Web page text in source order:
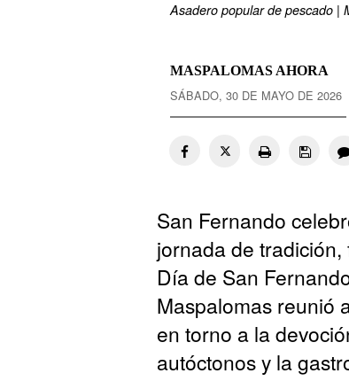
Asadero popular de pescado |
MASPALOMAS AHORA
SÁBADO, 30 DE MAYO DE 2026
San Fernando
jornada de
Día de San
Maspalomas reunió
en torno a la
autóctonos y la